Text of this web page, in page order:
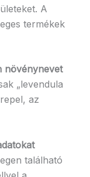
A
termékek
növénynevet
„levendula
az
található